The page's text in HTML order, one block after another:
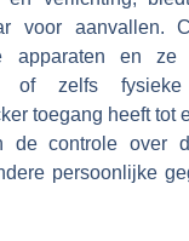
voor aanvallen.
apparaten en ze
of zelfs
toegang heeft tot
controle over
persoonlijke